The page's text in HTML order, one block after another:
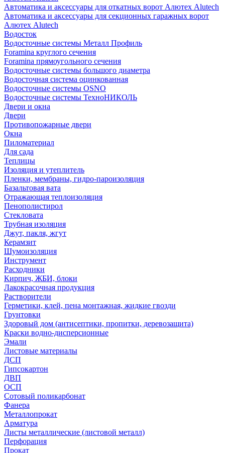
Автоматика и аксессуары для откатных ворот Алютех Alutech
Автоматика и аксессуары для секционных гаражных ворот
Алютех Alutech
Водосток
Водосточные системы Металл Профиль
Foramina круглого сечения
Foramina прямоугольного сечения
Водосточные системы большого диаметра
Водосточная система оцинкованная
Водосточные системы OSNO
Водосточные системы ТехноНИКОЛЬ
Двери и окна
Двери
Противопожарные двери
Окна
Пиломатериал
Для сада
Теплицы
Изоляция и утеплитель
Пленки, мембраны, гидро-пароизоляция
Базальтовая вата
Отражающая теплоизоляция
Пенополистирол
Стекловата
Трубная изоляция
Джут, пакля, жгут
Керамзит
Шумоизоляция
Инструмент
Расходники
Кирпич, ЖБИ, блоки
Лакокрасочная продукция
Растворители
Герметики, клей, пена монтажная, жидкие гвозди
Грунтовки
Здоровый дом (антисептики, пропитки, деревозащита)
Краски водно-дисперсионные
Эмали
Листовые материалы
ДСП
Гипсокартон
ДВП
ОСП
Сотовый поликарбонат
Фанера
Металлопрокат
Арматура
Листы металлические (листовой металл)
Перфорация
Прокат